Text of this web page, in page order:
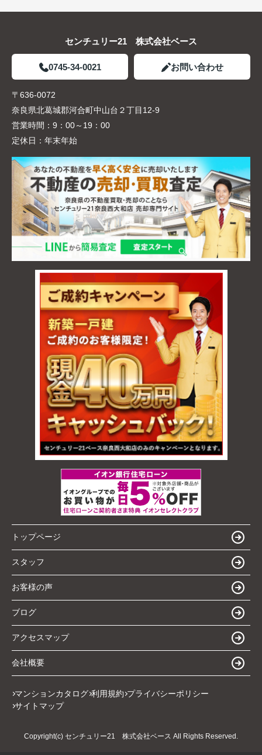
センチュリー21 株式会社ベース
0745-34-0021 お問い合わせ
〒636-0072
奈良県北葛城郡河合町中山台２丁目12-9
営業時間： 9：00～19：00
定休日： 年末年始
トップページ
スタッフ
お客様の声
ブログ
アクセスマップ
会社概要
マンションカタログ 利用規約 プライバシーポリシー
サイトマップ
Copyright(c) センチュリー21 株式会社ベース All Rights Reserved.